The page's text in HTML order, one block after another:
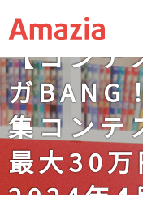
【コンテ
ガBANG
集コンテ
最大30
2024年4